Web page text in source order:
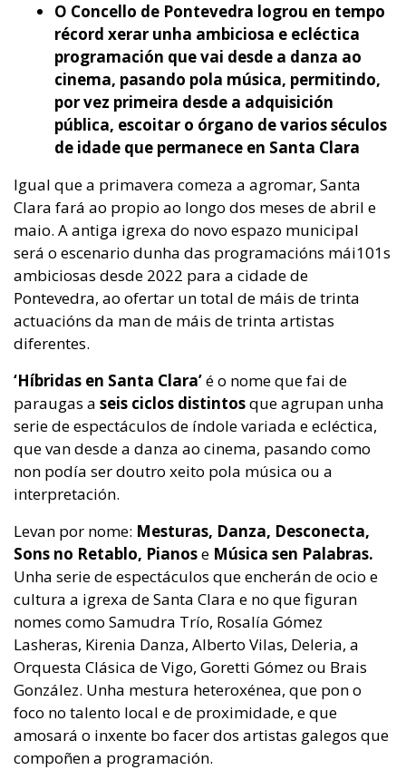
O Concello de Pontevedra logrou en tempo
récord xerar unha ambiciosa e ecléctica
programación que vai desde a danza ao
cinema, pasando pola música, permitindo,
por vez primeira desde a adquisición
pública, escoitar o órgano de varios séculos
de idade que permanece en Santa Clara
Igual que a primavera comeza a agromar, Santa
Clara fará ao propio ao longo dos meses de abril e
maio. A antiga igrexa do novo espazo municipal
será o escenario dunha das programacións mái101s
ambiciosas desde 2022 para a cidade de
Pontevedra, ao ofertar un total de máis de trinta
actuacións da man de máis de trinta artistas
diferentes.
‘Híbridas en Santa Clara’é o nome que fai de
paraugas a seis ciclos distintosque agrupan unha
serie de espectáculos de índole variada e ecléctica,
que van desde a danza ao cinema, pasando como
non podía ser doutro xeito pola música ou a
interpretación.
Levan por nome: Mesturas, Danza, Desconecta,
Sons no Retablo, Pianose Música sen Palabras.
Unha serie de espectáculos que encherán de ocio e
cultura a igrexa de Santa Clara e no que figuran
nomes como Samudra Trío, Rosalía Gómez
Lasheras, Kirenia Danza, Alberto Vilas, Deleria, a
Orquesta Clásica de Vigo, Goretti Gómez ou Brais
González. Unha mestura heteroxénea, que pon o
foco no talento local e de proximidade, e que
amosará o inxente bo facer dos artistas galegos que
compoñen a programación.